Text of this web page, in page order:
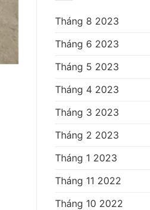
Tháng 8 2023
Tháng 6 2023
Tháng 5 2023
Tháng 4 2023
Tháng 3 2023
Tháng 2 2023
Tháng 1 2023
Tháng 11 2022
Tháng 10 2022